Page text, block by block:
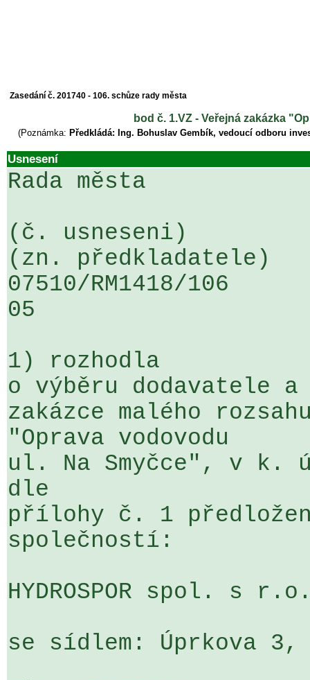
Zasedání č. 201740 - 106. schůze rady města
bod č. 1.VZ - Veřejná zakázka
(Poznámka: Předkládá: Ing. Bohuslav Gembík, vedoucí odboru
Usnesení
Rada města
(č. usneseni)
(zn. předkladatele)
07510/RM1418/
05
1) rozhodla
o výběru dodavatele
zakázce malého
"Oprava vodovodu
ul. Na Smyčce", v k.
dle
přílohy č. 1
společností:
HYDROSPOR spol. s
se sídlem: Úprkova